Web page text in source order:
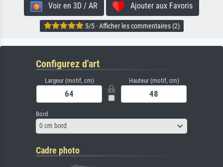
Voir en 3D / AR Ajouter aux Favoris
5/5 · Afficher les commentaires (2)
Configurez d'art
Largeur (motif, cm) Hauteur (motif, cm)
Bord
0 cm bord
Cadre photo